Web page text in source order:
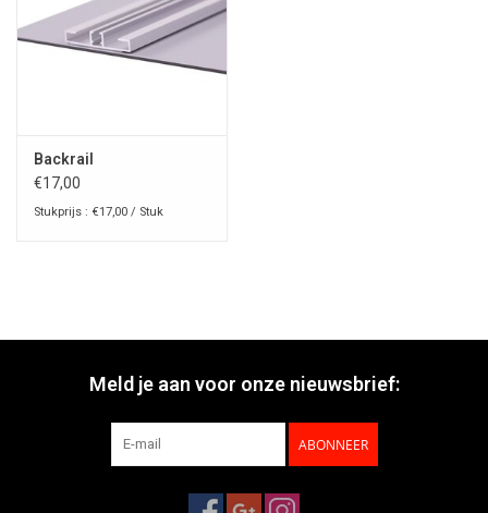
Backrail
€17,00
Stukprijs : €17,00 / Stuk
Meld je aan voor onze nieuwsbrief:
ABONNEER